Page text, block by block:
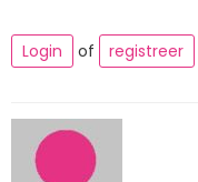
Login of registreer